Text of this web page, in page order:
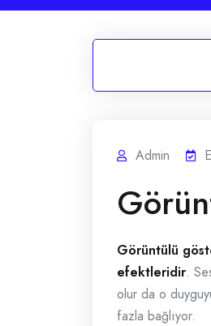
Admin
Görüntülü
efektleridir.
olur da o
fazla bağlıyor.